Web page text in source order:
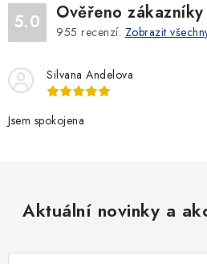
5.0 Ověřeno zákazníky
955 recenzí. Zobrazit
Silvana Andelova
Jsem spokojena
Aktuální novinky a